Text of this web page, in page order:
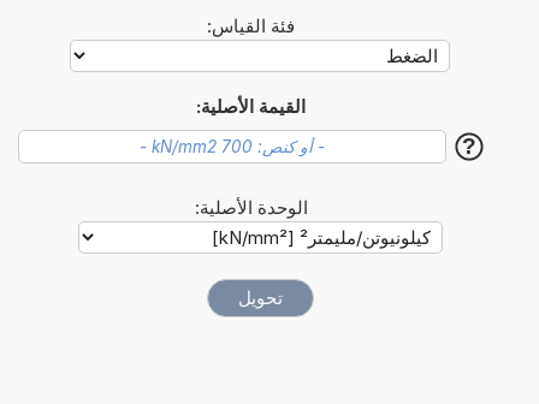
فئة القياس:
القيمة الأصلية:
?
الوحدة الأصلية: